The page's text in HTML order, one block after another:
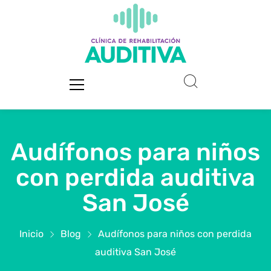
Audífonos para niños
con perdida auditiva
San José
Inicio Blog
Audífonos para niños con perdida
auditiva San José